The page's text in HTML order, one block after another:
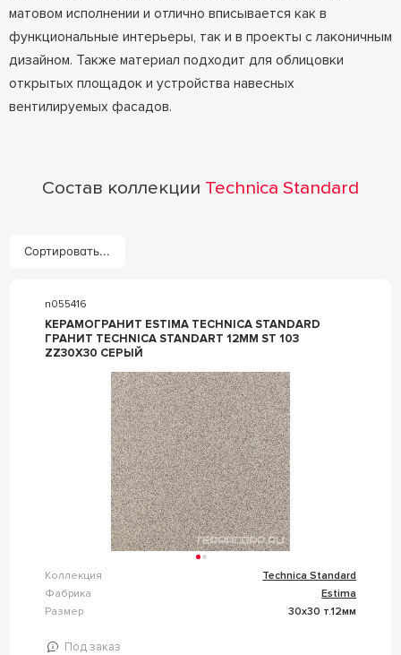
матовом исполнении и отлично вписывается как в
функциональные интерьеры, так и в проекты с лаконичным
дизайном. Также материал подходит для облицовки
открытых площадок и устройства навесных
вентилируемых фасадов.
Состав коллекции Technica Standard
Сортировать...
n055416
КЕРАМОГРАНИТ ESTIMA TECHNICA STANDARD
ГРАНИТ TECHNICA STANDART 12ММ ST 103
ZZ30X30 СЕРЫЙ
Коллекция
Technica Standard
Фабрика
Estima
Размер
30x30 т.12мм
Под заказ